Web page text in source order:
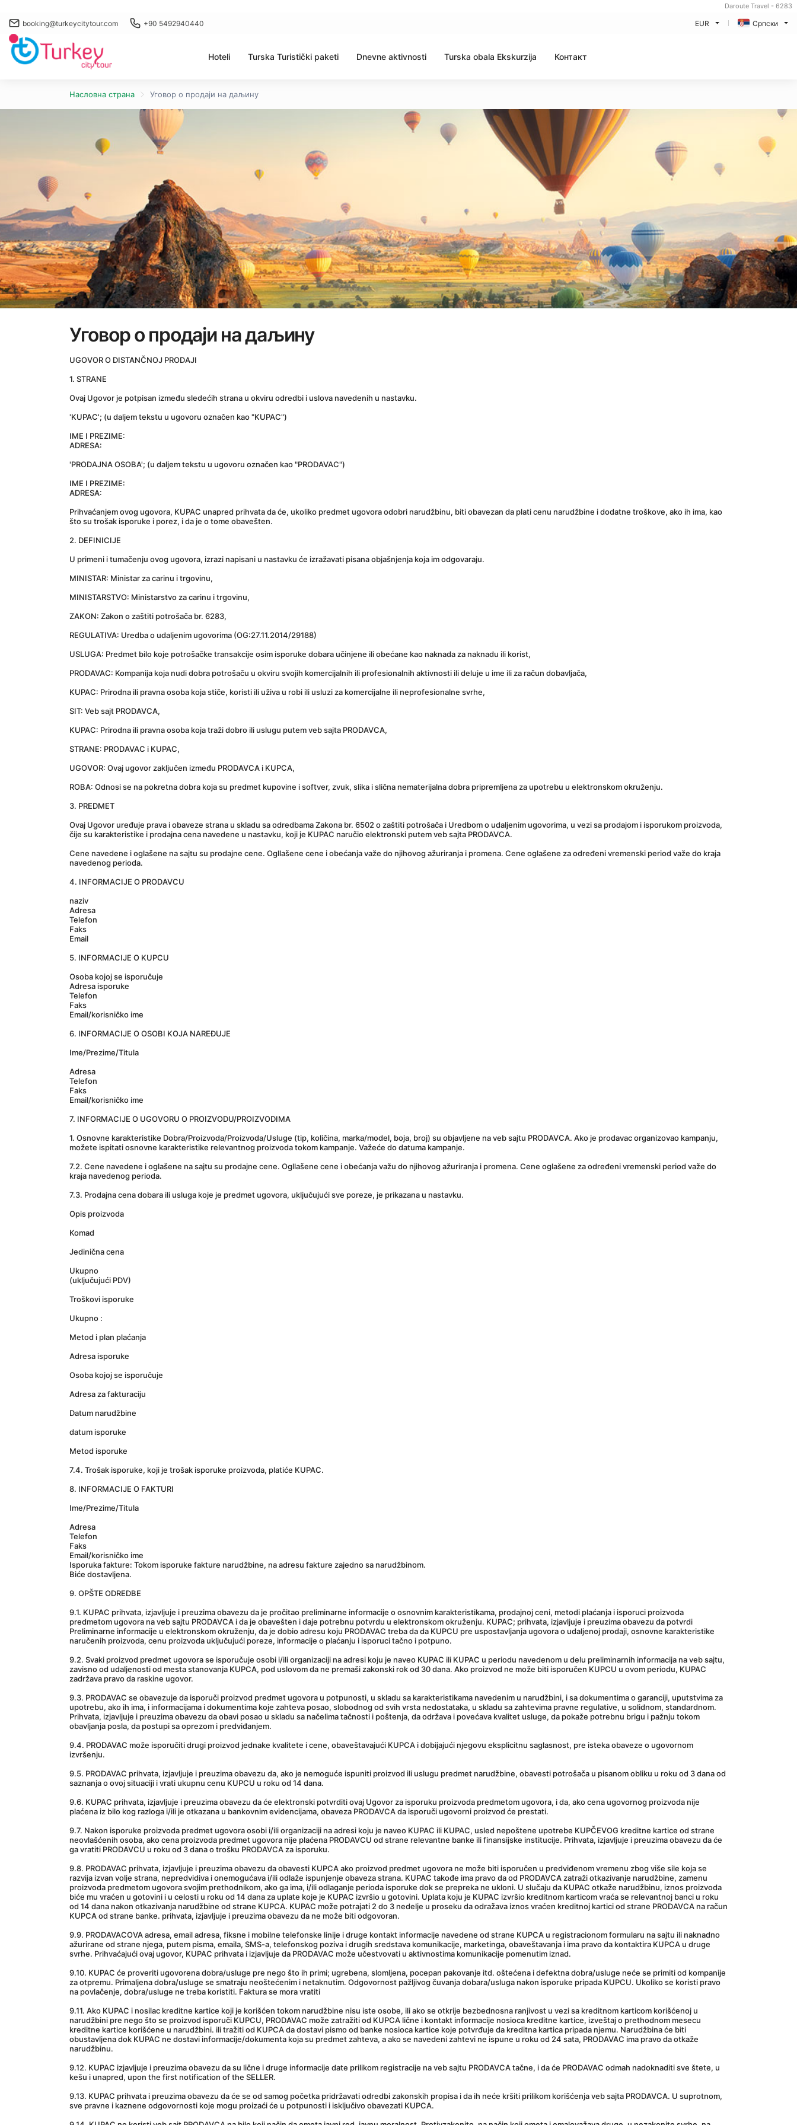
Daroute Travel - 6283
booking@turkeycitytour.com +90 5492940440 EUR Српски
Hoteli Turska Turistički paketi Dnevne aktivnosti Turska obala Ekskurzija Контакт
Насловна страна Уговор о продаји на даљину
Уговор о продаји на даљину
UGOVOR O DISTANČNOJ PRODAJI
1. STRANE
Ovaj Ugovor je potpisan između sledećih strana u okviru odredbi i uslova navedenih u nastavku.
'KUPAC'; (u daljem tekstu u ugovoru označen kao "KUPAC")
IME I PREZIME:
ADRESA:
'PRODAJNA OSOBA'; (u daljem tekstu u ugovoru označen kao "PRODAVAC")
IME I PREZIME:
ADRESA:
Prihvaćanjem ovog ugovora, KUPAC unapred prihvata da će, ukoliko predmet ugovora odobri narudžbinu, biti obavezan da plati cenu narudžbine i dodatne troškove, ako ih ima, kao
što su trošak isporuke i porez, i da je o tome obavešten.
﻿2. DEFINICIJE
U primeni i tumačenju ovog ugovora, izrazi napisani u nastavku će izražavati pisana objašnjenja koja im odgovaraju.
MINISTAR: Ministar za carinu i trgovinu,
MINISTARSTVO: Ministarstvo za carinu i trgovinu,
ZAKON: Zakon o zaštiti potrošača br. 6283,
REGULATIVA: Uredba o udaljenim ugovorima (OG:27.11.2014/29188)
USLUGA: Predmet bilo koje potrošačke transakcije osim isporuke dobara učinjene ili obećane kao naknada za naknadu ili korist,
PRODAVAC: Kompanija koja nudi dobra potrošaču u okviru svojih komercijalnih ili profesionalnih aktivnosti ili deluje u ime ili za račun dobavljača,
KUPAC: Prirodna ili pravna osoba koja stiče, koristi ili uživa u robi ili usluzi za komercijalne ili neprofesionalne svrhe,
SIT: Veb sajt PRODAVCA,
KUPAC: Prirodna ili pravna osoba koja traži dobro ili uslugu putem veb sajta PRODAVCA,
STRANE: PRODAVAC i KUPAC,
UGOVOR: Ovaj ugovor zaključen između PRODAVCA i KUPCA,
ROBA: Odnosi se na pokretna dobra koja su predmet kupovine i softver, zvuk, slika i slična nematerijalna dobra pripremljena za upotrebu u elektronskom okruženju.
3. PREDMET
Ovaj Ugovor uređuje prava i obaveze strana u skladu sa odredbama Zakona br. 6502 o zaštiti potrošača i Uredbom o udaljenim ugovorima, u vezi sa prodajom i isporukom proizvoda,
čije su karakteristike i prodajna cena navedene u nastavku, koji je KUPAC naručio elektronski putem veb sajta PRODAVCA.
Cene navedene i oglašene na sajtu su prodajne cene. Ogllašene cene i obećanja važe do njihovog ažuriranja i promena. Cene oglašene za određeni vremenski period važe do kraja
navedenog perioda.
4. INFORMACIJE O PRODAVCU
naziv
Adresa
Telefon
Faks
Email
5. INFORMACIJE O KUPCU
Osoba kojoj se isporučuje
Adresa isporuke
Telefon
Faks
Email/korisničko ime
6. INFORMACIJE O OSOBI KOJA NAREĐUJE
Ime/Prezime/Titula
Adresa
Telefon
Faks
Email/korisničko ime
7. INFORMACIJE O UGOVORU O PROIZVODU/PROIZVODIMA
1. Osnovne karakteristike Dobra/Proizvoda/Proizvoda/Usluge (tip, količina, marka/model, boja, broj) su objavljene na veb sajtu PRODAVCA. Ako je prodavac organizovao kampanju,
možete ispitati osnovne karakteristike relevantnog proizvoda tokom kampanje. Važeće do datuma kampanje.
7.2. Cene navedene i oglašene na sajtu su prodajne cene. Ogllašene cene i obećanja važu do njihovog ažuriranja i promena. Cene oglašene za određeni vremenski period važe do
kraja navedenog perioda.
7.3. Prodajna cena dobara ili usluga koje je predmet ugovora, uključujući sve poreze, je prikazana u nastavku.
Opis proizvoda
Komad
Jedinična cena
Ukupno
(uključujući PDV)
Troškovi isporuke
Ukupno :
Metod i plan plaćanja
Adresa isporuke
Osoba kojoj se isporučuje
Adresa za fakturaciju
Datum narudžbine
datum isporuke
Metod isporuke
7.4. Trošak isporuke, koji je trošak isporuke proizvoda, platiće KUPAC.
﻿8. INFORMACIJE O FAKTURI
Ime/Prezime/Titula
Adresa
Telefon
Faks
Email/korisničko ime
Isporuka fakture: Tokom isporuke fakture narudžbine, na adresu fakture zajedno sa narudžbinom.
Biće dostavljena.
9. OPŠTE ODREDBE
9.1. KUPAC prihvata, izjavljuje i preuzima obavezu da je pročitao preliminarne informacije o osnovnim karakteristikama, prodajnoj ceni, metodi plaćanja i isporuci proizvoda
predmetom ugovora na veb sajtu PRODAVCA i da je obavešten i daje potrebnu potvrdu u elektronskom okruženju. KUPAC; prihvata, izjavljuje i preuzima obavezu da potvrdi
Preliminarne informacije u elektronskom okruženju, da je dobio adresu koju PRODAVAC treba da da KUPCU pre uspostavljanja ugovora o udaljenoj prodaji, osnovne karakteristike
naručenih proizvoda, cenu proizvoda uključujući poreze, informacije o plaćanju i isporuci tačno i potpuno.
9.2. Svaki proizvod predmet ugovora se isporučuje osobi i/ili organizaciji na adresi koju je naveo KUPAC ili KUPAC u periodu navedenom u delu preliminarnih informacija na veb sajtu,
zavisno od udaljenosti od mesta stanovanja KUPCA, pod uslovom da ne premaši zakonski rok od 30 dana. Ako proizvod ne može biti isporučen KUPCU u ovom periodu, KUPAC
zadržava pravo da raskine ugovor.
9.3. PRODAVAC se obavezuje da isporuči proizvod predmet ugovora u potpunosti, u skladu sa karakteristikama navedenim u narudžbini, i sa dokumentima o garanciji, uputstvima za
upotrebu, ako ih ima, i informacijama i dokumentima koje zahteva posao, slobodnog od svih vrsta nedostataka, u skladu sa zahtevima pravne regulative, u solidnom, standardnom.
Prihvata, izjavljuje i preuzima obavezu da obavi posao u skladu sa načelima tačnosti i poštenja, da održava i povećava kvalitet usluge, da pokaže potrebnu brigu i pažnju tokom
obavljanja posla, da postupi sa oprezom i predviđanjem.
9.4. PRODAVAC može isporučiti drugi proizvod jednake kvalitete i cene, obaveštavajući KUPCA i dobijajući njegovu eksplicitnu saglasnost, pre isteka obaveze o ugovornom
izvršenju.
9.5. PRODAVAC prihvata, izjavljuje i preuzima obavezu da, ako je nemoguće ispuniti proizvod ili uslugu predmet narudžbine, obavesti potrošača u pisanom obliku u roku od 3 dana od
saznanja o ovoj situaciji i vrati ukupnu cenu KUPCU u roku od 14 dana.
9.6. KUPAC prihvata, izjavljuje i preuzima obavezu da će elektronski potvrditi ovaj Ugovor za isporuku proizvoda predmetom ugovora, i da, ako cena ugovornog proizvoda nije
plaćena iz bilo kog razloga i/ili je otkazana u bankovnim evidencijama, obaveza PRODAVCA da isporuči ugovorni proizvod će prestati.
9.7. Nakon isporuke proizvoda predmet ugovora osobi i/ili organizaciji na adresi koju je naveo KUPAC ili KUPAC, usled nepoštene upotrebe KUPČEVOG kreditne kartice od strane
neovlašćenih osoba, ako cena proizvoda predmet ugovora nije plaćena PRODAVCU od strane relevantne banke ili finansijske institucije. Prihvata, izjavljuje i preuzima obavezu da će
ga vratiti PRODAVCU u roku od 3 dana o trošku PRODAVCA za isporuku.
9.8. PRODAVAC prihvata, izjavljuje i preuzima obavezu da obavesti KUPCA ako proizvod predmet ugovora ne može biti isporučen u predviđenom vremenu zbog više sile koja se
razvija izvan volje strana, nepredvidiva i onemogućava i/ili odlaže ispunjenje obaveza strana. KUPAC takođe ima pravo da od PRODAVCA zatraži otkazivanje narudžbine, zamenu
proizvoda predmetom ugovora svojim prethodnikom, ako ga ima, i/ili odlaganje perioda isporuke dok se prepreka ne ukloni. U slučaju da KUPAC otkaže narudžbinu, iznos proizvoda
biće mu vraćen u gotovini i u celosti u roku od 14 dana za uplate koje je KUPAC izvršio u gotovini. Uplata koju je KUPAC izvršio kreditnom karticom vraća se relevantnoj banci u roku
od 14 dana nakon otkazivanja narudžbine od strane KUPCA. KUPAC može potrajati 2 do 3 nedelje u proseku da odražava iznos vraćen kreditnoj kartici od strane PRODAVCA na račun
KUPCA od strane banke. prihvata, izjavljuje i preuzima obavezu da ne može biti odgovoran.
9.9. PRODAVACOVA adresa, email adresa, fiksne i mobilne telefonske linije i druge kontakt informacije navedene od strane KUPCA u registracionom formularu na sajtu ili naknadno
ažurirane od strane njega, putem pisma, emaila, SMS-a, telefonskog poziva i drugih sredstava komunikacije, marketinga, obaveštavanja i ima pravo da kontaktira KUPCA u druge
svrhe. Prihvaćajući ovaj ugovor, KUPAC prihvata i izjavljuje da PRODAVAC može učestvovati u aktivnostima komunikacije pomenutim iznad.
9.10. KUPAC će proveriti ugovorena dobra/usluge pre nego što ih primi; ugrebena, slomljena, pocepan pakovanje itd. oštećena i defektna dobra/usluge neće se primiti od kompanije
za otpremu. Primaljena dobra/usluge se smatraju neoštećenim i netaknutim. Odgovornost pažljivog čuvanja dobara/usluga nakon isporuke pripada KUPCU. Ukoliko se koristi pravo
na povlačenje, dobra/usluge ne treba koristiti. Faktura se mora vratiti
9.11. Ako KUPAC i nosilac kreditne kartice koji je korišćen tokom narudžbine nisu iste osobe, ili ako se otkrije bezbednosna ranjivost u vezi sa kreditnom karticom korišćenoj u
narudžbini pre nego što se proizvod isporuči KUPCU, PRODAVAC može zatražiti od KUPCA lične i kontakt informacije nosioca kreditne kartice, izveštaj o prethodnom mesecu
kreditne kartice korišćene u narudžbini. ili tražiti od KUPCA da dostavi pismo od banke nosioca kartice koje potvrđuje da kreditna kartica pripada njemu. Narudžbina će biti
obustavljena dok KUPAC ne dostavi informacije/dokumenta koja su predmet zahteva, a ako se navedeni zahtevi ne ispune u roku od 24 sata, PRODAVAC ima pravo da otkaže
narudžbinu.
9.12. KUPAC izjavljuje i preuzima obavezu da su lične i druge informacije date prilikom registracije na veb sajtu PRODAVCA tačne, i da će PRODAVAC odmah nadoknaditi sve štete, u
kešu i unapred, upon the first notification of the SELLER.
9.13. KUPAC prihvata i preuzima obavezu da će se od samog početka pridržavati odredbi zakonskih propisa i da ih neće kršiti prilikom korišćenja veb sajta PRODAVCA. U suprotnom,
sve pravne i kaznene odgovornosti koje mogu proizaći će u potpunosti i isključivo obavezati KUPCA.